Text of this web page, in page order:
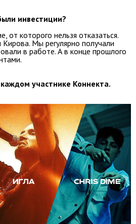
инвестиции?
которого нельзя отказаться.
Мы регулярно получали
в работе. А в конце прошлого
участнике Коннекта.